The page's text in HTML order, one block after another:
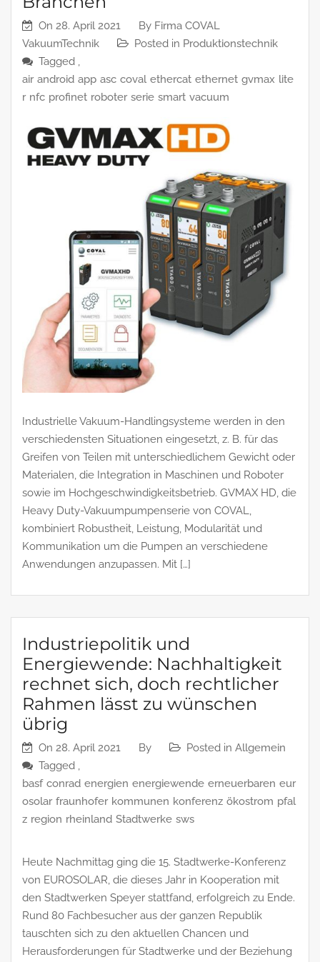
On 28. April 2021 By Firma COVAL
VakuumTechnik
Posted in Produktionstechnik
Tagged ,
air android app asc coval ethercat ethernet gvmax lite
r nfc profinet roboter serie smart vacuum
Industrielle Vakuum-Handlingsysteme werden in den
verschiedensten Situationen eingesetzt, z. B. für das
Greifen von Teilen mit unterschiedlichem Gewicht oder
Materialen, die Integration in Maschinen und Roboter
sowie im Hochgeschwindigkeitsbetrieb. GVMAX HD, die
Heavy Duty-Vakuumpumpenserie von COVAL,
kombiniert Robustheit, Leistung, Modularität und
Kommunikation um die Pumpen an verschiedene
Anwendungen anzupassen. Mit […]
Industriepolitik und
Energiewende: Nachhaltigkeit
rechnet sich, doch rechtlicher
Rahmen lässt zu wünschen
übrig
On 28. April 2021 By Posted in Allgemein
Tagged ,
basf conrad energien energiewende erneuerbaren eur
osolar fraunhofer kommunen konferenz ökostrom pfal
z region rheinland Stadtwerke sws
Heute Nachmittag ging die 15. Stadtwerke-Konferenz
von EUROSOLAR, die dieses Jahr in Kooperation mit
den Stadtwerken Speyer stattfand, erfolgreich zu Ende.
Rund 80 Fachbesucher aus der ganzen Republik
tauschten sich zu den aktuellen Chancen und
Herausforderungen für Stadtwerke und der Beziehung